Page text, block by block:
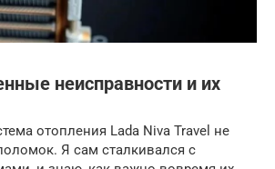
неисправности и их
отопления Lada Niva Travel не
Я сам сталкивался с